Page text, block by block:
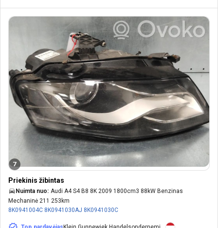
7
Priekinis žibintas
Nuimta nuo: Audi A4 S4 B8 8K 2009 1800cm3 88kW Benzinas
Mechaninė 211 253km
8K0941004C 8K0941030AJ 8K0941030C